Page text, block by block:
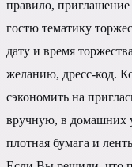
правило,
гостю тематику
дату и время
желанию, дресс-код.
сэкономить на
вручную, в домашних
плотная бумага и